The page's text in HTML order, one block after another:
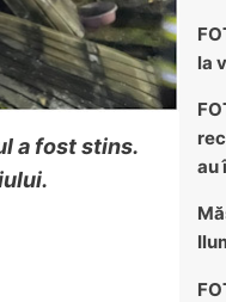
a fost stins.
la
au